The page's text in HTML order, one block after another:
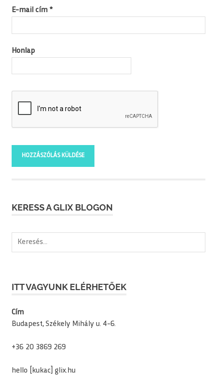
E-mail cím *
Honlap
KERESS A GLIX BLOGON
Keresés:
ITT VAGYUNK ELÉRHETŐEK
Cím
Budapest, Székely Mihály u. 4-6.
+36 20 3869 269
hello [kukac] glix.hu